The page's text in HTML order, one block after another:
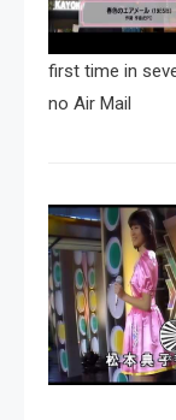
first time in
no Air Mail